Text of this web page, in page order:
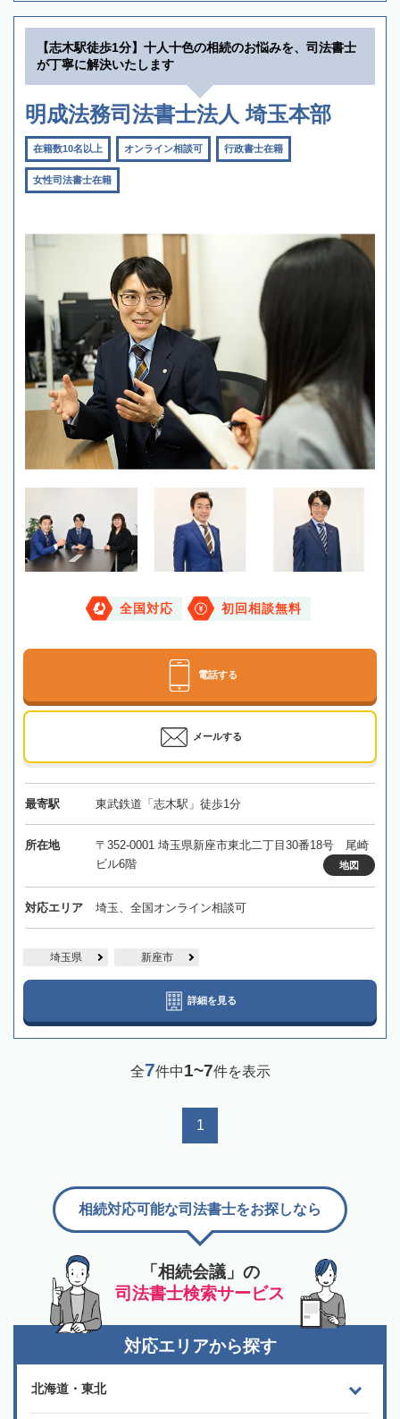
【志木駅徒歩1分】十人十色の相続のお悩みを、司法書士
が丁寧に解決いたします
明成法務司法書士法人 埼玉本部
在籍数10名以上 オンライン相談可 行政書士在籍
女性司法書士在籍
全国対応 初回相談無料
電話する
メールする
最寄駅 東武鉄道「志木駅」徒歩1分
所在地
〒352-0001 埼玉県新座市東北二丁目30番18号 尾崎
ビル6階
地図
対応エリア 埼玉、全国オンライン相談可
埼玉県 新座市
詳細を見る
全7件中1~7件を表示
1
「相続会議」の
司法書士検索サービス
相続対応可能な司法書士をお探しなら
対応エリアから探す
北海道・東北